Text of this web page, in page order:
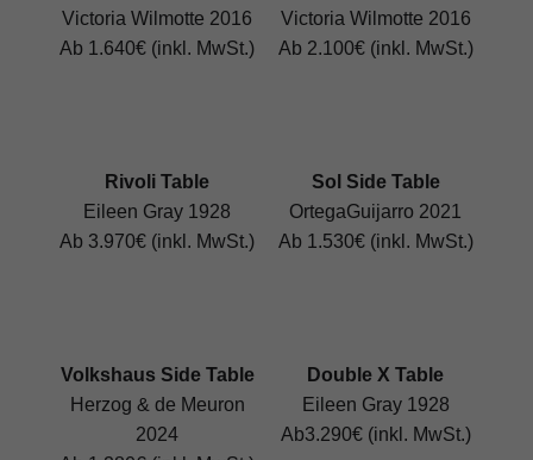
Victoria Wilmotte 2016
Ab 1.640€ (inkl. MwSt.)
Victoria Wilmotte 2016
Ab 2.100€ (inkl. MwSt.)
Rivoli Table
Eileen Gray 1928
Ab 3.970€ (inkl. MwSt.)
Sol Side Table
OrtegaGuijarro 2021
Ab 1.530€ (inkl. MwSt.)
Volkshaus Side Table
Herzog & de Meuron
2024
Double X Table
Eileen Gray 1928
Ab3.290€ (inkl. MwSt.)